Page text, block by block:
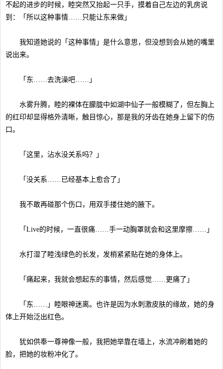
不起的进步的时候，睦突然又抬起一只手，摸着自己左边的乳房说
到：「所以这种事情……只能让东来做」
我知道她说的「这种事情」是什么意思，但没想到会从她的嘴里
说出来。
「东……去洗澡吧……」
水雾升腾，睦的裸体在朦胧中如湖中仙子一般模糊了，但左胸上
的红印却显得格外清晰，触目惊心，那是我的牙齿在她身上留下的伤
口。
「这里，沾水没关系吗？」
「没关系……已经基本上愈合了」
我不敢再碰那个伤口，用双手搂住她的腋下。
「Live的时候，一直很痛……手一动胸罩就会和这里摩擦……」
水打湿了睦浅绿色的长发，发梢紧紧贴在她的身体上。
「痛起来，我就会想起东的事情，然后感觉……更痛了」
「东……」睦眼神迷离。也许是因为水刺激皮肤的缘故，她的身
体上开始泛出红色。
犹如供奉一尊神像一般，我把她举靠在墙上，水流冲刷着她的
脸，把她的妆粉冲化了。